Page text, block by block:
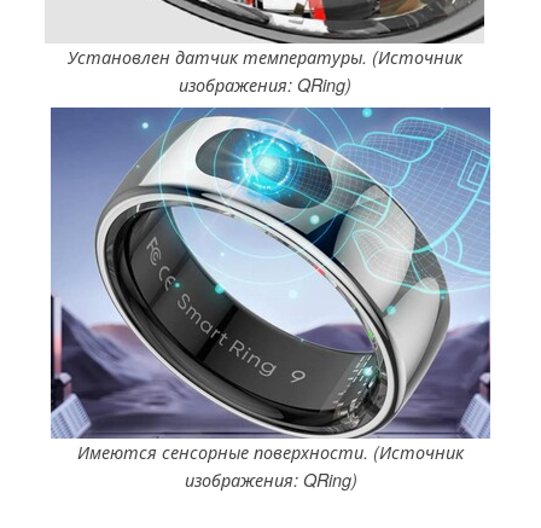
Установлен датчик температуры. (Источник
изображения: QRing)
Имеются сенсорные поверхности. (Источник
изображения: QRing)